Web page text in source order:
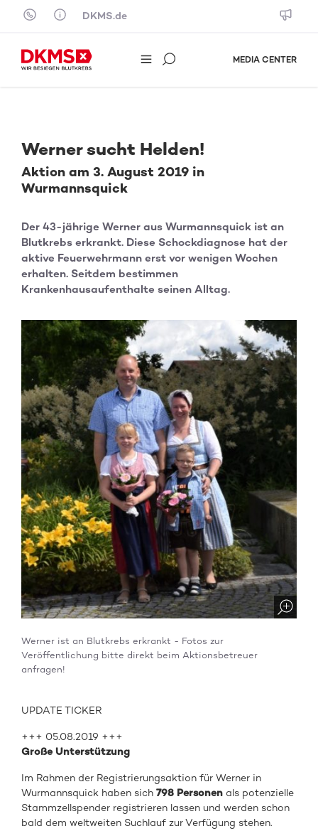
Skip to content
DKMS.de
MEDIA CENTER
Werner sucht Helden!
Aktion am 3. August 2019 in
Wurmannsquick
Der 43-jährige Werner aus Wurmannsquick ist an
Blutkrebs erkrankt. Diese Schockdiagnose hat der
aktive Feuerwehrmann erst vor wenigen Wochen
erhalten. Seitdem bestimmen
Krankenhausaufenthalte seinen Alltag.
Werner ist an Blutkrebs erkrankt - Fotos zur
Veröffentlichung bitte direkt beim Aktionsbetreuer
anfragen!
UPDATE TICKER
+++ 05.08.2019 +++
Große Unterstützung
Im Rahmen der Registrierungsaktion für Werner in
Wurmannsquick haben sich798 Personen als potenzielle
Stammzellspender registrieren lassen und werden schon
bald dem weltweiten Suchlauf zur Verfügung stehen.